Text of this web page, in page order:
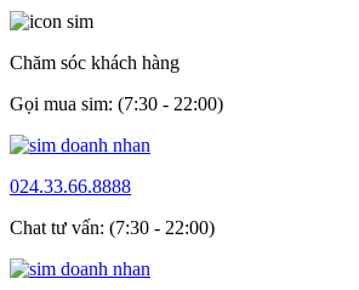
Chăm sóc khách hàng
Gọi mua sim: (7:30 - 22:00)
024.33.66.8888
Chat tư vấn: (7:30 - 22:00)